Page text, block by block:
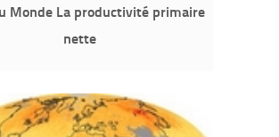
Monde La productivité primaire
nette